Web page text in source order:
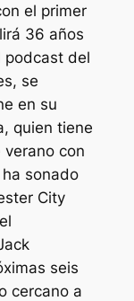
el primer
36 años
podcast del
se
en su
quien tiene
con
sonado
City
seis
cercano a